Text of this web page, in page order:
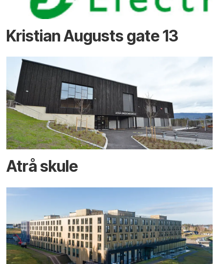
Kristian Augusts gate 13
Atrå skule